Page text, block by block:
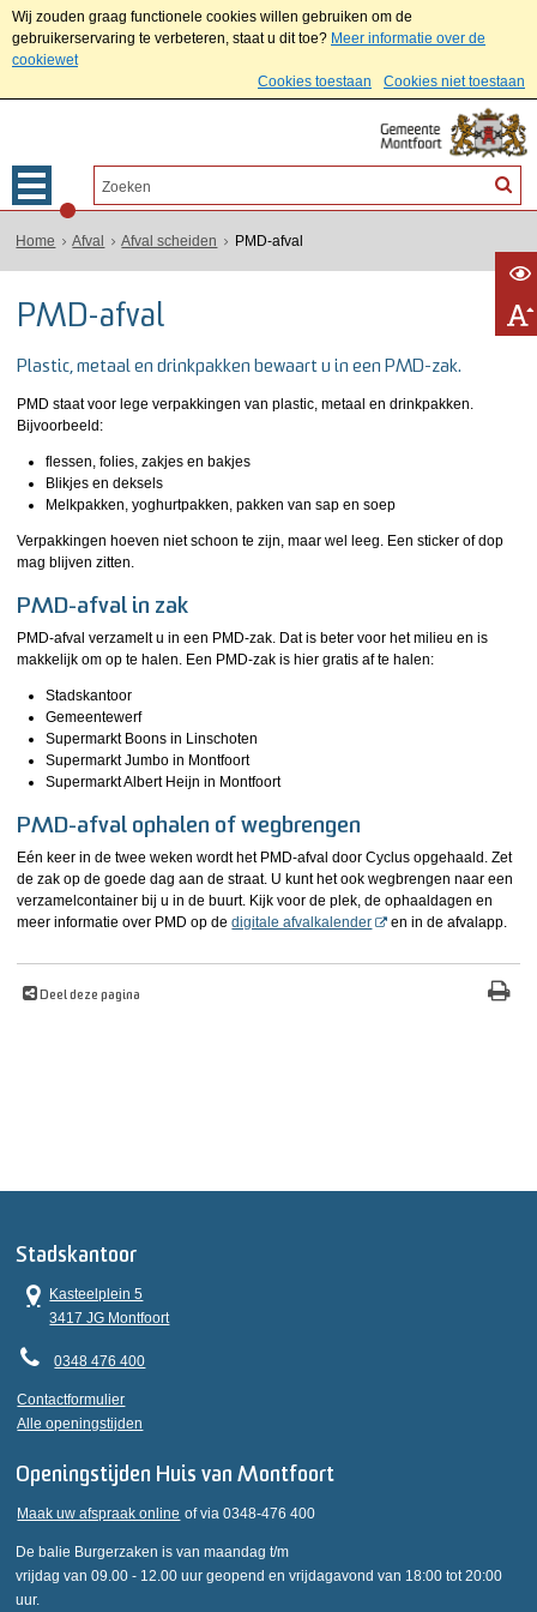
Wij zouden graag functionele cookies willen gebruiken om de
gebruikerservaring te verbeteren, staat u dit toe? Meer informatie over de
cookiewet
Cookies toestaan
Cookies niet toestaan
Home Afval Afval scheiden PMD-afval
PMD-afval
Plastic, metaal en drinkpakken bewaart u in een PMD-zak.
PMD staat voor lege verpakkingen van plastic, metaal en drinkpakken.
Bijvoorbeeld:
flessen, folies, zakjes en bakjes
Blikjes en deksels
Melkpakken, yoghurtpakken, pakken van sap en soep
Verpakkingen hoeven niet schoon te zijn, maar wel leeg. Een sticker of dop
mag blijven zitten.
PMD-afval in zak
PMD-afval verzamelt u in een PMD-zak. Dat is beter voor het milieu en is
makkelijk om op te halen. Een PMD-zak is hier gratis af te halen:
Stadskantoor
Gemeentewerf
Supermarkt Boons in Linschoten
Supermarkt Jumbo in Montfoort
Supermarkt Albert Heijn in Montfoort
PMD-afval ophalen of wegbrengen
Eén keer in de twee weken wordt het PMD-afval door Cyclus opgehaald. Zet
de zak op de goede dag aan de straat. U kunt het ook wegbrengen naar een
verzamelcontainer bij u in de buurt. Kijk voor de plek, de ophaaldagen en
meer informatie over PMD op dedigitale afvalkalender en in de afvalapp.
Deel deze pagina
Stadskantoor
Kasteelplein 5
3417 JG Montfoort
0348 476 400
Contactformulier
Alle openingstijden
Openingstijden Huis van Montfoort
Maak uw afspraak online of via 0348-476 400
De balie Burgerzaken is van maandag t/m
vrijdag van 09.00 - 12.00 uur geopend en vrijdagavond van 18:00 tot 20:00
uur.